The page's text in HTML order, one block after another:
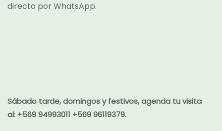
directo porWhatsApp.
Sábado tarde, domingos y festivos, agenda tu visita
al: +569 94993011 +569 96119379.